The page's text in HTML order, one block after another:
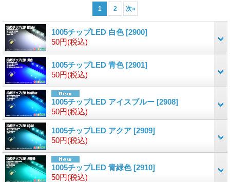
1 2 次»
1005チップLED 白色[2900]
50円(税込)
1005チップLED 青色[2901]
50円(税込)
1005チップLED アイスブルー [2908]
50円(税込)
1005チップLED アクア [2909]
50円(税込)
1005チップLED 青緑色[2910]
50円(税込)